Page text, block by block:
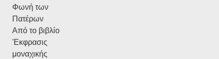
Φωνή των
Πατέρων
Από το βιβλίο
'Εκφρασις
μοναχικής